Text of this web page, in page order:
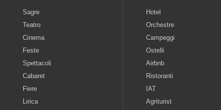
Sagre
Teatro
Cinema
Feste
Spettacoli
Cabaret
Fiere
Lirica
Hotel
Orchestre
Campeggi
Ostelli
Airbnb
Ristoranti
IAT
Agriturist